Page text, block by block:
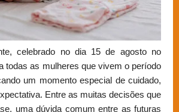
celebrado no dia 15 de agosto no
todas as mulheres que vivem o período
um momento especial de cuidado,
Entre as muitas decisões que
uma dúvida comum entre as futuras